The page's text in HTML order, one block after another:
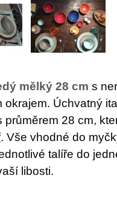
mělký 28 cm s
okrajem. Úchvatný
průměrem 28 cm,
. Vše vhodné do
talíře do
libosti.